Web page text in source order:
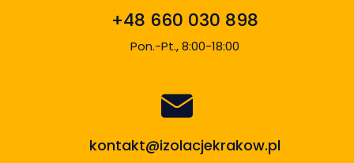
+48 660 030 898
Pon.-Pt., 8:00-18:00
kontakt@izolacjekrakow.pl